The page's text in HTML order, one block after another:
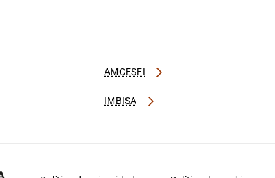
AMCESFI
IMBISA